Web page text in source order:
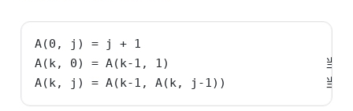
A(0, j) = j + 1
A(k, 0) = A(k-1, 1)                      当 k
A(k, j) = A(k-1, A(k, j-1))              当 k